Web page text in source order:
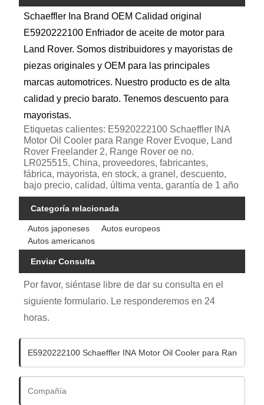
Schaeffler Ina Brand OEM Calidad original
E5920222100 Enfriador de aceite de motor para
Land Rover. Somos distribuidores y mayoristas de
piezas originales y OEM para las principales
marcas automotrices. Nuestro producto es de alta
calidad y precio barato. Tenemos descuento para
mayoristas.
Etiquetas calientes: E5920222100 Schaeffler INA
Motor Oil Cooler para Range Rover Evoque, Land
Rover Freelander 2, Range Rover oe no.
LR025515, China, proveedores, fabricantes,
fábrica, mayorista, en stock, a granel, descuento,
bajo precio, calidad, última venta, garantía de 1 año
Categoría relacionada
Autos japoneses
Autos europeos
Autos americanos
Enviar Consulta
Por favor, siéntase libre de dar su consulta en el
siguiente formulario. Le responderemos en 24
horas.